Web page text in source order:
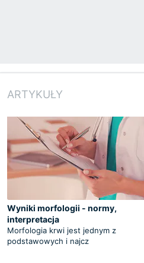
ARTYKUŁY
Wyniki morfologii - normy,
interpretacja
Morfologia krwi jest jednym z
podstawowych i najcz